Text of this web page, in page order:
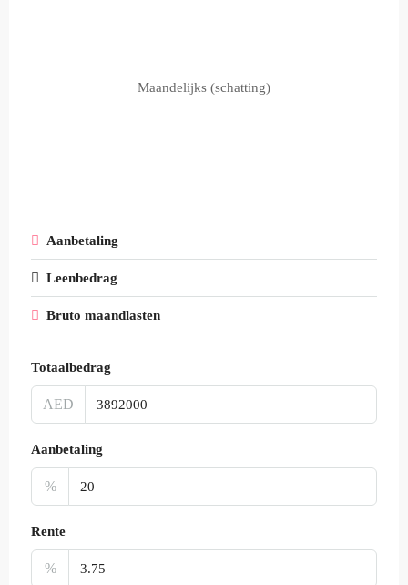
Maandelijks (schatting)
Aanbetaling
Leenbedrag
Bruto maandlasten
Totaalbedrag
AED
Aanbetaling
%
Rente
%